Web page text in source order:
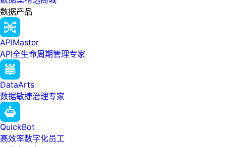
数据产品
APIMaster
API全生命周期管理专家
DataArts
数据敏捷治理专家
QuickBot
高效率数字化员工